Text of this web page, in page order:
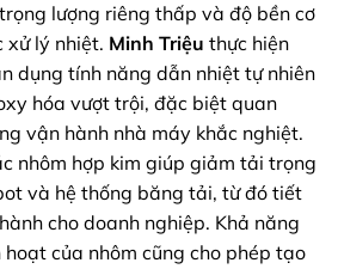
lượng riêng thấp và độ bền cơ
xử lý nhiệt. Minh Triệu thực hiện
dụng tính năng dẫn nhiệt tự nhiên
hóa vượt trội, đặc biệt quan
vận hành nhà máy khắc nghiệt.
nhôm hợp kim giúp giảm tải trọng
và hệ thống băng tải, từ đó tiết
cho doanh nghiệp. Khả năng
của nhôm cũng cho phép tạo